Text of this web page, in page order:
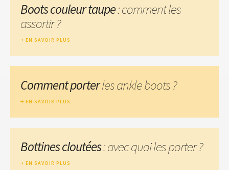
Boots couleur taupe: comment les
assortir ?
EN SAVOIR PLUS
Comment porterles ankle boots ?
EN SAVOIR PLUS
Bottines cloutées: avec quoi les porter ?
EN SAVOIR PLUS